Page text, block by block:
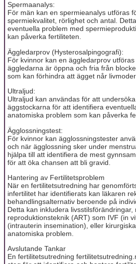
Spermaanalys:
För män kan en spermieanalys utföras
spermiekvalitet, rörlighet och antal.
eventuella problem med
kan påverka fertiliteten.
Äggledarprov (Hysterosalpingografi):
För kvinnor kan en äggledarprov
äggledarna är öppna och fria från
som kan förhindra att ägget når
Ultraljud:
Ultraljud kan användas för att
äggstockarna för att identifiera
anatomiska problem som kan påverka
Ägglossningstest:
För kvinnor kan ägglossningstester
och när ägglossning sker under
hjälpa till att identifiera de mest
för att öka chansen att bli gravid.
Hantering av Fertilitetsproblem
När en fertilitetsutredning har
infertilitet har identifierats kan läkaren
behandlingsalternativ beroende på
Detta kan inkludera
reproduktionsteknik (ART) som IVF (in
(intrauterin insemination), eller
anatomiska problem.
Avslutande Tankar
En fertilitetsutredning